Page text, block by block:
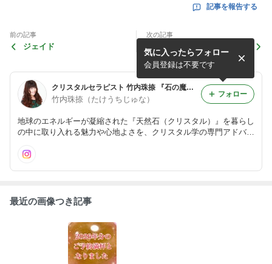
記事を報告する
前の記事
ジェイド
次の記事
クリスタルセラピスト 竹内珠捺 『石の魔法にかけられて』
竹内珠捺（たけうちじゅな）
地球のエネルギーが凝縮された『天然石（クリスタル）』を暮らし
の中に取り入れる魅力や心地よさを、クリスタル学の専門アドバイ
気に入ったらフォロー
会員登録は不要です
フォロー
最近の画像つき記事